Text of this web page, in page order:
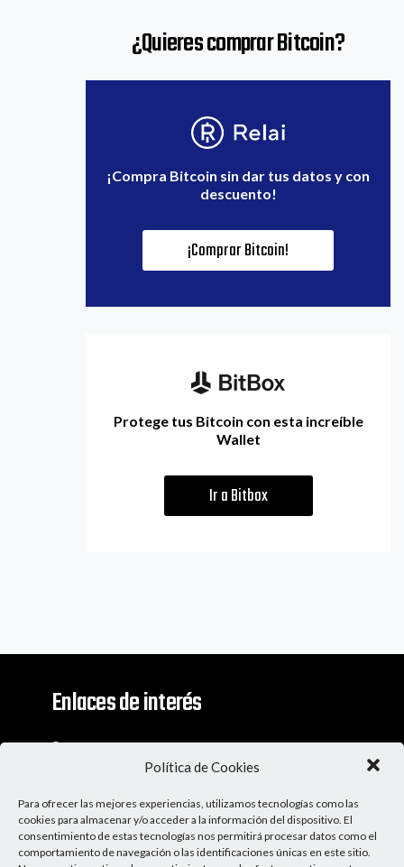
Política de Cookies
Para ofrecer las mejores experiencias, utilizamos tecnologías como las
cookies para almacenar y/o acceder a la información del dispositivo. El
consentimiento de estas tecnologías nos permitirá procesar datos como el
comportamiento de navegación o las identificaciones únicas en este sitio.
¿Quieres comprar Bitcoin?
¡Compra Bitcoin sin dar tus datos y con
descuento!
¡Comprar Bitcoin!
Protege tus Bitcoin con esta increíble
Wallet
Ir a Bitbox
Enlaces de interés
Contacto
Descargo De Responsabilidad
Apoya al Podcast
Ser Patrocinador